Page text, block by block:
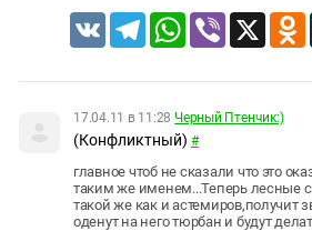
VK TelegramWhatsApp
Viber X
17.04.11 в 11:28 Черный Птенчик:)
(Конфликтный) #
главное чтоб не сказали что это
таким же именем...Теперь лесные
такой же как и астемиров,получит
оденут на него тюрбан и будут